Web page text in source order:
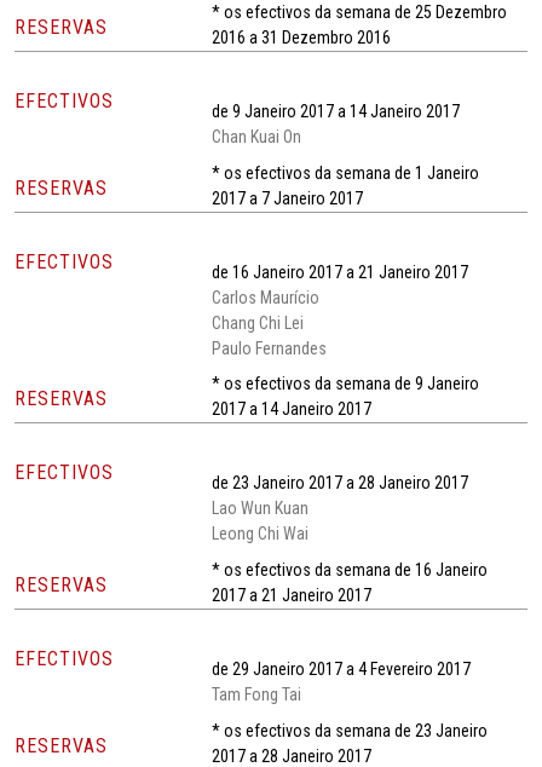
RESERVAS
* os efectivos da semana de 25 Dezembro
2016 a 31 Dezembro 2016
EFECTIVOS
de 9 Janeiro 2017 a 14 Janeiro 2017
Chan Kuai On
RESERVAS
* os efectivos da semana de 1 Janeiro
2017 a 7 Janeiro 2017
EFECTIVOS
de 16 Janeiro 2017 a 21 Janeiro 2017
Carlos Maurício
Chang Chi Lei
Paulo Fernandes
RESERVAS
* os efectivos da semana de 9 Janeiro
2017 a 14 Janeiro 2017
EFECTIVOS
de 23 Janeiro 2017 a 28 Janeiro 2017
Lao Wun Kuan
Leong Chi Wai
RESERVAS
* os efectivos da semana de 16 Janeiro
2017 a 21 Janeiro 2017
EFECTIVOS
de 29 Janeiro 2017 a 4 Fevereiro 2017
Tam Fong Tai
RESERVAS
* os efectivos da semana de 23 Janeiro
2017 a 28 Janeiro 2017